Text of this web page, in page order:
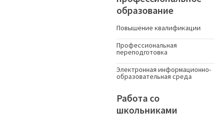
образование
Повышение квалификации
Профессиональная
переподготовка
Электронная информационно-
образовательная среда
Работа со
школьниками